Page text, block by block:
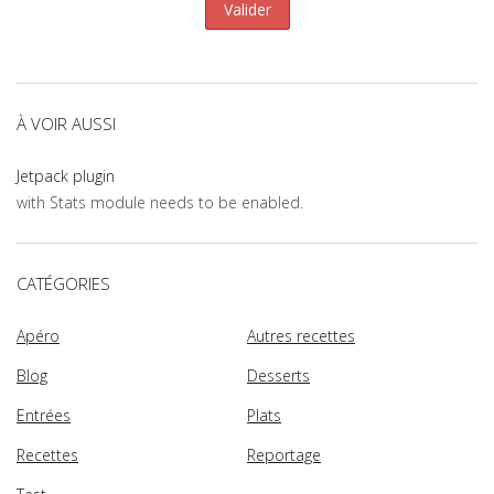
À VOIR AUSSI
Jetpack plugin
with Stats module needs to be enabled.
CATÉGORIES
Apéro
Autres recettes
Blog
Desserts
Entrées
Plats
Recettes
Reportage